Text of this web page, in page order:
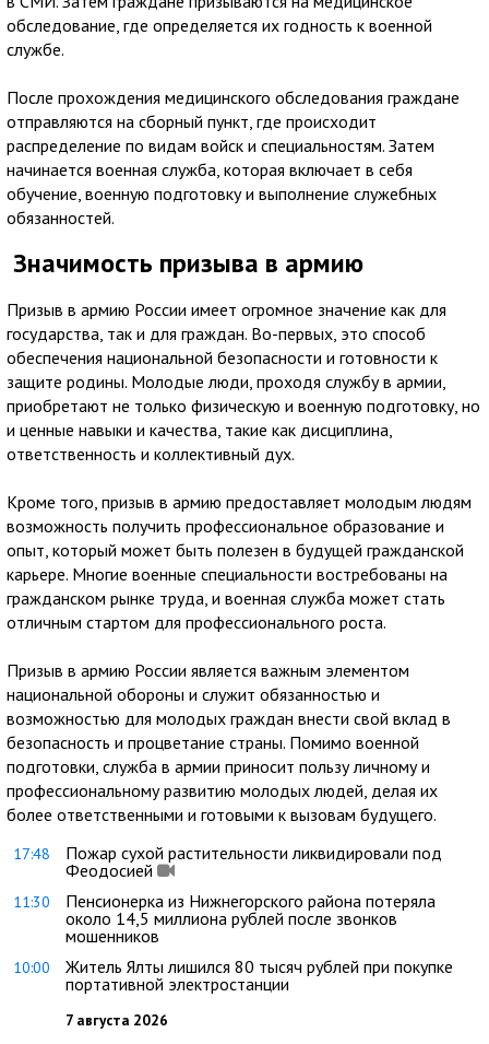
обследование, где определяется их годность к военной
службе.
После прохождения медицинского обследования граждане
отправляются на сборный пункт, где происходит
распределение по видам войск и специальностям. Затем
начинается военная служба, которая включает в себя
обучение, военную подготовку и выполнение служебных
обязанностей.
Значимость призыва в армию
Призыв в армию России имеет огромное значение как для
государства, так и для граждан. Во-первых, это способ
обеспечения национальной безопасности и готовности к
защите родины. Молодые люди, проходя службу в армии,
приобретают не только физическую и военную подготовку, но
и ценные навыки и качества, такие как дисциплина,
ответственность и коллективный дух.
Кроме того, призыв в армию предоставляет молодым людям
возможность получить профессиональное образование и
опыт, который может быть полезен в будущей гражданской
карьере. Многие военные специальности востребованы на
гражданском рынке труда, и военная служба может стать
отличным стартом для профессионального роста.
Призыв в армию России является важным элементом
национальной обороны и служит обязанностью и
возможностью для молодых граждан внести свой вклад в
безопасность и процветание страны. Помимо военной
подготовки, служба в армии приносит пользу личному и
профессиональному развитию молодых людей, делая их
более ответственными и готовыми к вызовам будущего.
17:48
Пожар сухой растительности ликвидировали под
Феодосией
11:30
Пенсионерка из Нижнегорского района потеряла
около 14,5 миллиона рублей после звонков
мошенников
10:00
Житель Ялты лишился 80 тысяч рублей при покупке
портативной электростанции
7 августа 2026